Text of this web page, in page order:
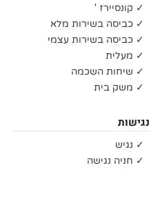
✓ קונסיירז '
✓ כביסה בשירות מלא
✓ כביסה בשירות עצמי
✓ מעלית
✓ שיחות השכמה
✓ משק בית
נגישות
✓ נגיש
✓ חניה נגישה